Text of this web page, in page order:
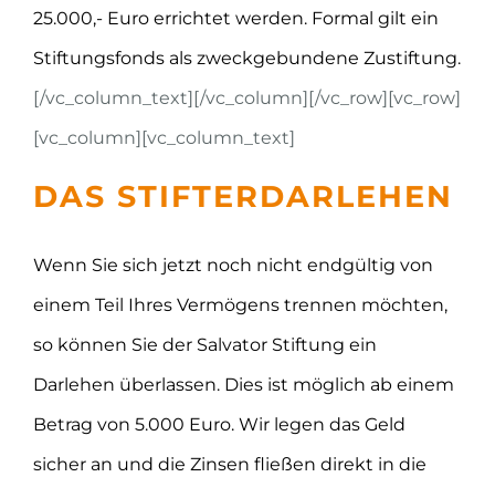
25.000,- Euro errichtet werden. Formal gilt ein
Stiftungsfonds als zweckgebundene Zustiftung.
[/vc_column_text][/vc_column][/vc_row][vc_row]
[vc_column][vc_column_text]
DAS STIFTERDARLEHEN
Wenn Sie sich jetzt noch nicht endgültig von
einem Teil Ihres Vermögens trennen möchten,
so können Sie der Salvator Stiftung ein
Darlehen überlassen. Dies ist möglich ab einem
Betrag von 5.000 Euro. Wir legen das Geld
sicher an und die Zinsen fließen direkt in die